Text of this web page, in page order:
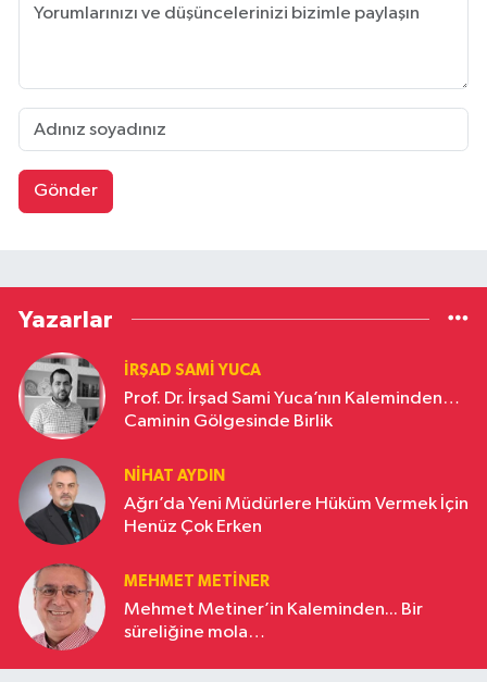
Gönder
Yazarlar
İRŞAD SAMI YUCA
Prof. Dr. İrşad Sami Yuca’nın Kaleminden…
Caminin Gölgesinde Birlik
NIHAT AYDIN
Ağrı’da Yeni Müdürlere Hüküm Vermek İçin
Henüz Çok Erken
MEHMET METINER
Mehmet Metiner’in Kaleminden... Bir
süreliğine mola…